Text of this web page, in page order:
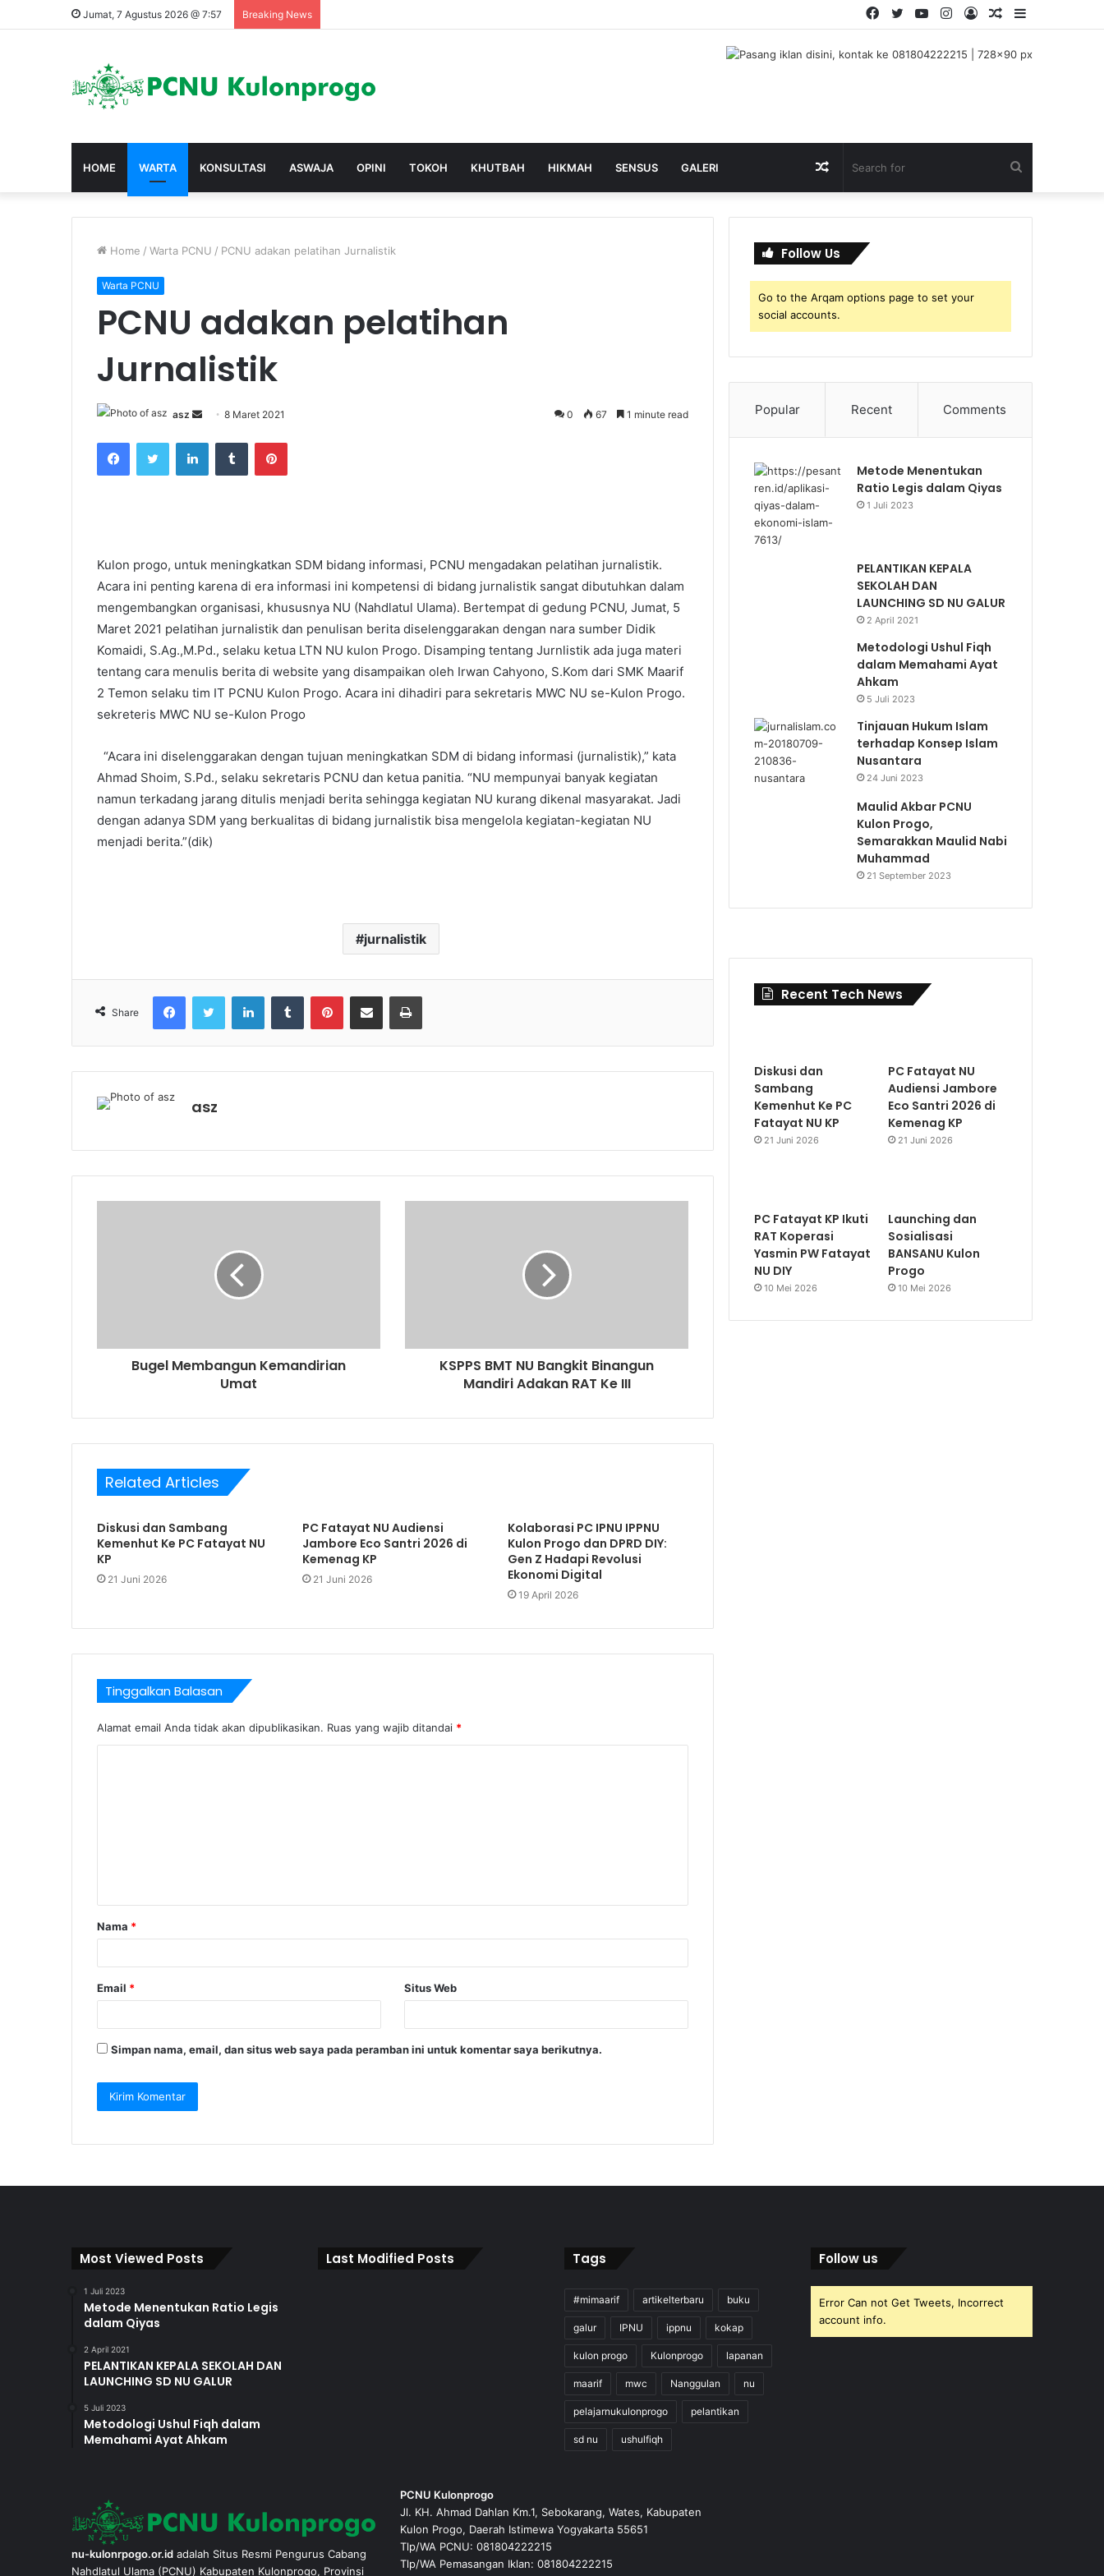
Jumat, 7 Agustus 2026 @ 7:57 Breaking News Sidebar
Random
Log
Instagram
YouTube
Twitter
Facebook
HOME WARTA KONSULTASI ASWAJA OPINI TOKOH KHUTBAH HIKMAH SENSUS GALERI
for
Random
Article
Home / Warta PCNU / PCNU adakan pelatihan Jurnalistik
Warta PCNU
PCNU adakan pelatihan
Jurnalistik
asz
Send8 Maret 2021 0 67 1 minute read
FacebookTwitter LinkedInTumblr Pinterest
Kulon progo, untuk meningkatkan SDM bidang informasi, PCNU mengadakan pelatihan jurnalistik.
Acara ini penting karena di era informasi ini kompetensi di bidang jurnalistik sangat dibutuhkan dalam
mengembangkan organisasi, khususnya NU (Nahdlatul Ulama). Bertempat di gedung PCNU, Jumat, 5
Maret 2021 pelatihan jurnalistik dan penulisan berita diselenggarakan dengan nara sumber Didik
Komaidi, S.Ag.,M.Pd., selaku ketua LTN NU kulon Progo. Disamping tentang Jurnlistik ada juga materi
tentang cara menulis berita di website yang disampaikan oleh Irwan Cahyono, S.Kom dari SMK Maarif
2 Temon selaku tim IT PCNU Kulon Progo. Acara ini dihadiri para sekretaris MWC NU se-Kulon Progo.
sekreteris MWC NU se-Kulon Progo
“Acara ini diselenggarakan dengan tujuan meningkatkan SDM di bidang informasi (jurnalistik),” kata
Ahmad Shoim, S.Pd., selaku sekretaris PCNU dan ketua panitia. “NU mempunyai banyak kegiatan
namun terkadang jarang ditulis menjadi berita sehingga kegiatan NU kurang dikenal masyarakat. Jadi
dengan adanya SDM yang berkualitas di bidang jurnalistik bisa mengelola kegiatan-kegiatan NU
menjadi berita.”(dik)
jurnalistik
Share
FacebookTwitter LinkedInTumblr PinterestShare via Email Print
asz
Bugel Membangun Kemandirian
Umat
KSPPS BMT NU Bangkit Binangun
Mandiri Adakan RAT Ke III
Related Articles
Diskusi dan Sambang
Kemenhut Ke PC Fatayat NU
KP
21 Juni 2026
PC Fatayat NU Audiensi
Jambore Eco Santri 2026 di
Kemenag KP
21 Juni 2026
Kolaborasi PC IPNU IPPNU
Kulon Progo dan DPRD DIY:
Gen Z Hadapi Revolusi
Ekonomi Digital
19 April 2026
Tinggalkan Balasan
Alamat email Anda tidak akan dipublikasikan. Ruas yang wajib ditandai *
Nama *
Email * Situs Web
Simpan nama, email, dan situs web saya pada peramban ini untuk komentar saya berikutnya.
Follow Us
Go to the Arqam options page to set your
social accounts.
Popular Recent Comments
Metode Menentukan
Ratio Legis dalam Qiyas
1 Juli 2023
PELANTIKAN KEPALA
SEKOLAH DAN
LAUNCHING SD NU GALUR
2 April 2021
Metodologi Ushul Fiqh
dalam Memahami Ayat
Ahkam
5 Juli 2023
Tinjauan Hukum Islam
terhadap Konsep Islam
Nusantara
24 Juni 2023
Maulid Akbar PCNU
Kulon Progo,
Semarakkan Maulid Nabi
Muhammad
21 September 2023
Recent Tech News
Diskusi dan
Sambang
Kemenhut Ke PC
Fatayat NU KP
21 Juni 2026
PC Fatayat NU
Audiensi Jambore
Eco Santri 2026 di
Kemenag KP
21 Juni 2026
PC Fatayat KP Ikuti
RAT Koperasi
Yasmin PW Fatayat
NU DIY
10 Mei 2026
Launching dan
Sosialisasi
BANSANU Kulon
Progo
10 Mei 2026
Most Viewed Posts
1 Juli 2023
Metode Menentukan Ratio Legis
dalam Qiyas
2 April 2021
PELANTIKAN KEPALA SEKOLAH DAN
LAUNCHING SD NU GALUR
5 Juli 2023
Metodologi Ushul Fiqh dalam
Memahami Ayat Ahkam
Last Modified Posts Tags
#mimaarif artikelterbaru buku
galur IPNU ippnu kokap
kulon progo Kulonprogo lapanan
maarif mwc Nanggulan nu
pelajarnukulonprogo pelantikan
sd nu ushulfiqh
Follow us
Error Can not Get Tweets, Incorrect
account info.
nu-kulonrpogo.or.id adalah Situs Resmi Pengurus Cabang
Nahdlatul Ulama (PCNU) Kabupaten Kulonprogo, Provinsi
PCNU Kulonprogo
Jl. KH. Ahmad Dahlan Km.1, Sebokarang, Wates, Kabupaten
Kulon Progo, Daerah Istimewa Yogyakarta 55651
Tlp/WA PCNU: 081804222215
Tlp/WA Pemasangan Iklan: 081804222215